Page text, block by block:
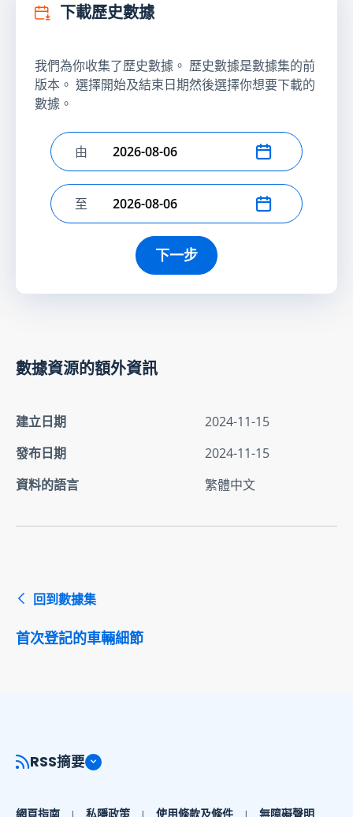
下載歷史數據
我們為你收集了歷史數據。 歷史數據是數據集的前
版本。 選擇開始及結束日期然後選擇你想要下載的
數據。
選擇開始日期
由
選擇結束日期
至
下一步
數據資源的額外資訊
建立日期
2024-11-15
發布日期
2024-11-15
資料的語言
繁體中文
回到數據集
首次登記的車輛細節
RSS摘要
網頁指南 私隱政策 使用條款及條件 無障礙聲明